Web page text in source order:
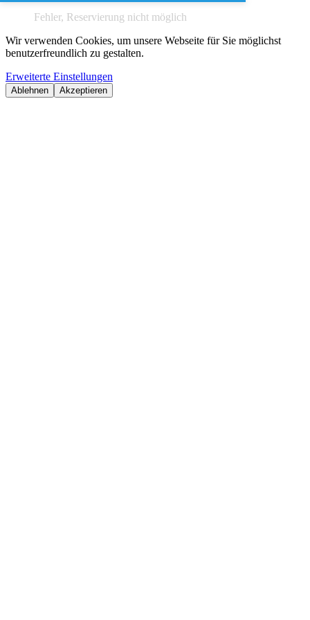
Fehler, Reservierung nicht möglich
Wir verwenden Cookies, um unsere Webseite für Sie möglichst
benutzerfreundlich zu gestalten.
Erweiterte Einstellungen
Ablehnen Akzeptieren